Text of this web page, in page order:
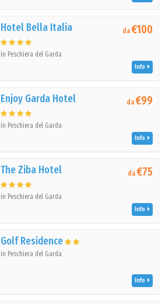
Hotel Bella Italia
in Peschiera del Garda
da€100
Info
Enjoy Garda Hotel
in Peschiera del Garda
da€99
Info
The Ziba Hotel
in Peschiera del Garda
da€75
Info
Golf Residence
in Peschiera del Garda
Info